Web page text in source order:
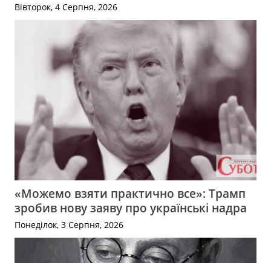
Вівторок, 4 Серпня, 2026
«Можемо взяти практично все»: Трамп
зробив нову заяву про українські надра
Понеділок, 3 Серпня, 2026